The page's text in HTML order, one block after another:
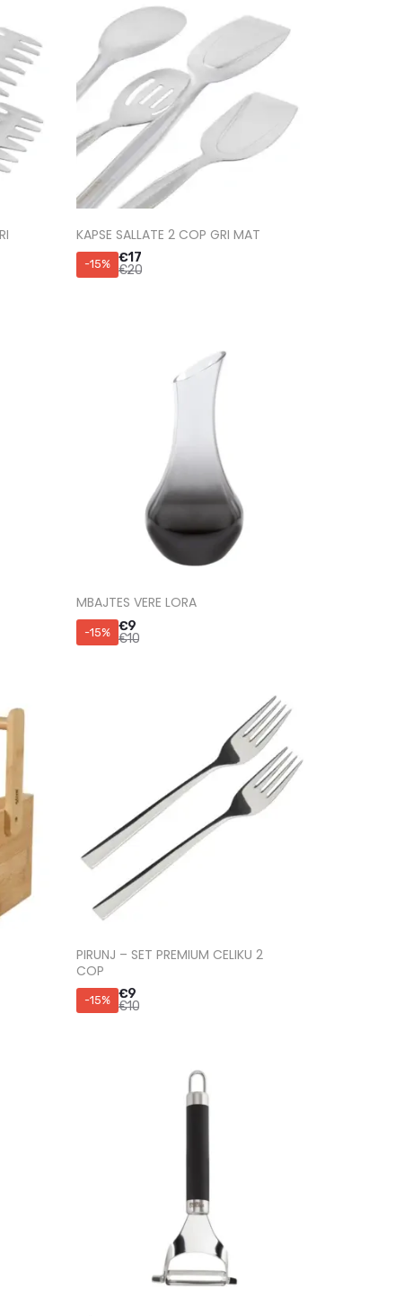
KAPSE SALLATE 2 COP GRI MAT
-15% €17
€20
MBAJTES VERE LORA
-15% €9
€10
PIRUNJ – SET PREMIUM CELIKU 2
COP
-15% €9
€10